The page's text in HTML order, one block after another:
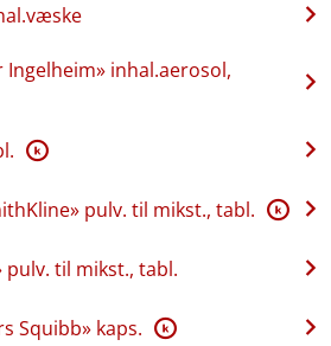
inhal.aerosol,
K
pulv. til mikst., tabl. K
til mikst., tabl.
Squibb» kaps. K